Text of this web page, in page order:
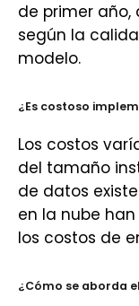
de primer año,
según la
modelo.
¿Es costoso
Los costos
del tamaño
de datos
en la nube
los costos de
¿Cómo se aborda